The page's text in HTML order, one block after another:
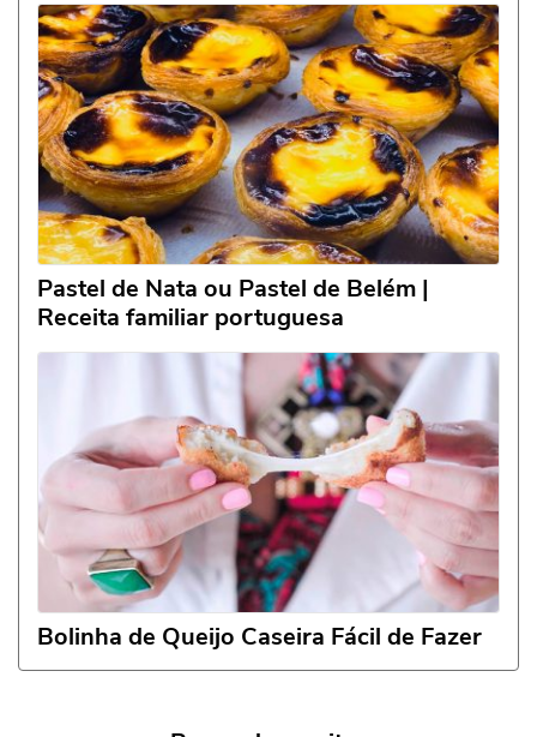
Pastel de Nata ou Pastel de Belém |
Receita familiar portuguesa
Bolinha de Queijo Caseira Fácil de Fazer